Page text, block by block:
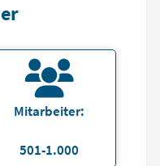
Mitarbeiter:
501-1.000